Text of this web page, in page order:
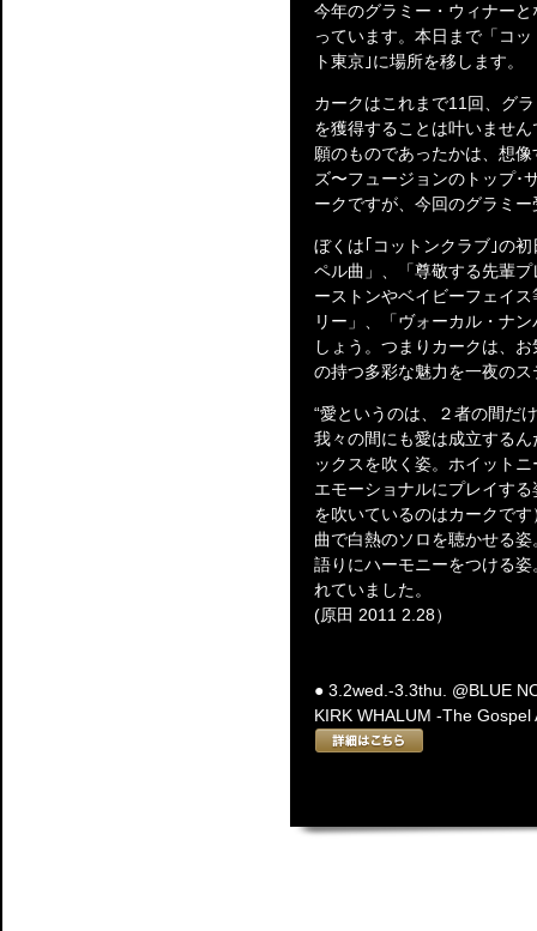
今年のグラミー・ウィナー
っています。本日まで「コ
ト東京｣に場所を移します。
カークはこれまで11回、グ
を獲得することは叶いませ
願のものであったかは、想
ズ〜フュージョンのトップ･
ークですが、今回のグラミ
ぼくは｢コットンクラブ｣の
ペル曲」、「尊敬する先輩
ーストンやベイビーフェイ
リー」、「ヴォーカル・ナ
しょう。つまりカークは、
の持つ多彩な魅力を一夜の
“愛というのは、２者の間だ
我々の間にも愛は成立する
ックスを吹く姿。ホイット
エモーショナルにプレイす
を吹いているのはカークで
曲で白熱のソロを聴かせる
語りにハーモニーをつける
れていました。
(原田 2011 2.28）
● 3.2wed.-3.3thu. @BLUE
KIRK WHALUM -The